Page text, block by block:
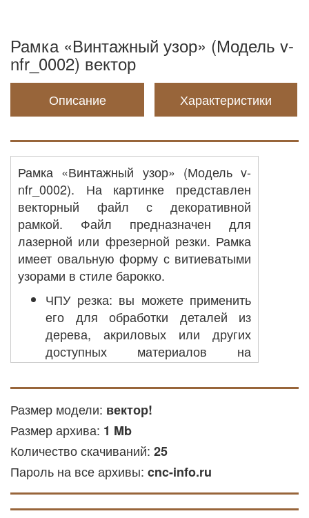
Рамка «Винтажный узор» (Модель v-
nfr_0002) вектор
Описание Характеристики
Рамка «Винтажный узор» (Модель v-
nfr_0002). На картинке представлен
векторный файл с декоративной
рамкой. Файл предназначен для
лазерной или фрезерной резки. Рамка
имеет овальную форму с витиеватыми
узорами в стиле барокко.
ЧПУ резка: вы можете применить
его для обработки деталей из
дерева, акриловых или других
доступных материалов на
оборудовании с ЧПУ.
Лазерная резка: файл подходит
для лазерной обработки дерева и
других твёрдых и мягких
материалов.
Гравировка фрезой: этот файл
подходит для создания
гравировки на металлических
поверхностях.
Размер модели: вектор!
Размер архива: 1 Mb
Количество скачиваний: 25
Пароль на все архивы: cnc-info.ru